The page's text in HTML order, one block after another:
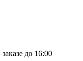
до 16:00